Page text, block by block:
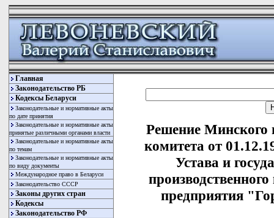
Главная
Законодательство РБ
Кодексы Беларуси
Законодательные и нормативные акты
по дате принятия
Законодательные и нормативные акты
принятые различными органами власти
Законодательные и нормативные акты
по темам
Законодательные и нормативные акты
по виду документы
Международное право в Беларуси
Законодательство СССР
Законы других стран
Кодексы
Законодательство РФ
Решение Минского
комитета от
Устава и
предприятия